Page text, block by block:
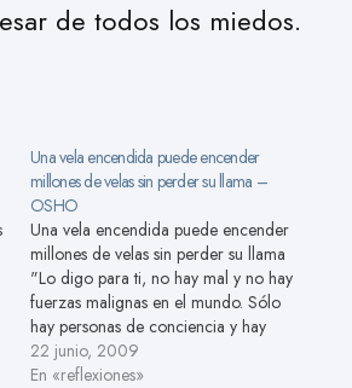
de todos los miedos.
Una vela encendida puede encender
millones de velas sin perder su llama –
OSHO
Una vela encendida puede encender
millones de velas sin perder su llama
"Lo digo para ti, no hay mal y no hay
fuerzas malignas en el mundo. Sólo
hay personas de conciencia y hay
personas que están profundamente
dormidas--y el letargo no tiene
22 junio, 2009
En «reflexiones»